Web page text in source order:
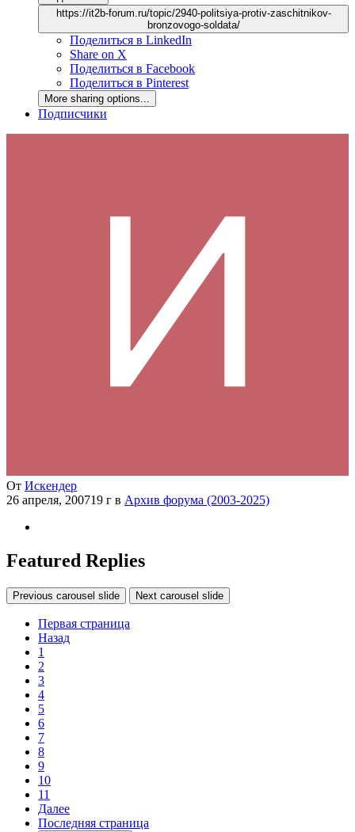
https://it2b-forum.ru/topic/2940-politsiya-protiv-zaschitnikov-
bronzovogo-soldata/
Поделиться в LinkedIn
Share on X
Поделиться в Facebook
Поделиться в Pinterest
More sharing options...
Подписчики
От Искендер
26 апреля, 200719 г в Архив форума (2003-2025)
Featured Replies
Previous carousel slide Next carousel slide
Первая страница
Назад
1
2
3
4
5
6
7
8
9
10
11
Далее
Последняя страница